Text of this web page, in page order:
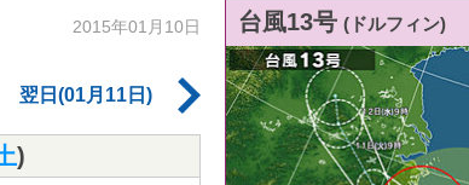
2015年01月10日
翌日(01月11日)
)
台風13号 (ドルフィン)